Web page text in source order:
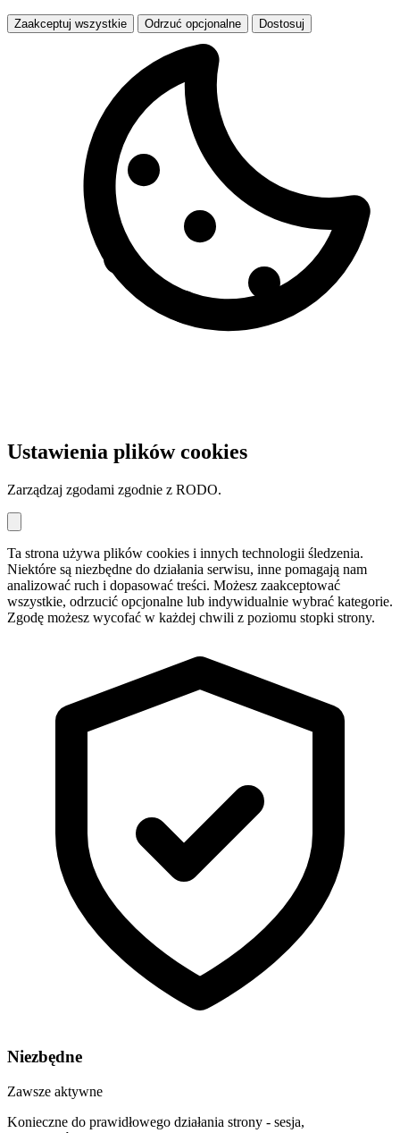
Zaakceptuj wszystkie Odrzuć opcjonalne Dostosuj
Ustawienia plików cookies
Zarządzaj zgodami zgodnie z RODO.
Ta strona używa plików cookies i innych technologii śledzenia.
Niektóre są niezbędne do działania serwisu, inne pomagają nam
analizować ruch i dopasować treści. Możesz zaakceptować
wszystkie, odrzucić opcjonalne lub indywidualnie wybrać kategorie.
Zgodę możesz wycofać w każdej chwili z poziomu stopki strony.
Niezbędne
Zawsze aktywne
Konieczne do prawidłowego działania strony - sesja,